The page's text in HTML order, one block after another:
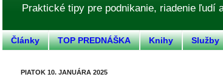
Praktické tipy pre podnikanie, riadenie ľudí
Články TOP PREDNÁŠKA Knihy Služby
PIATOK 10. JANUÁRA 2025